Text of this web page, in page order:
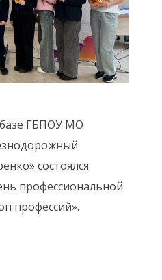
базе ГБПОУ МО
состоялся
профессиональной
профессий».